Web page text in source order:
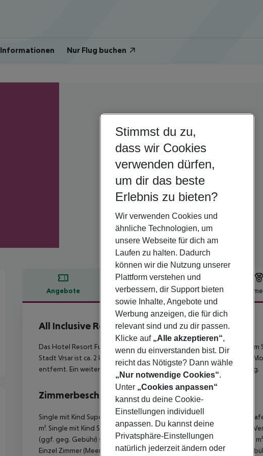
Informationen Nur Flug buchen
Angebote Hotelbeschreibung
Hotelbeschreibung
All Inclusive Resort Funtana
3
Das Hotel Resort Funtana befindet sich direkt am Kies-/Felsstrand.
Stadt Vrsar ist ca. 2 km entfernt (Porec ca. 8 km, Rovinj ca. 30 km). Für
entfernt. Ein weiterer Flughafen (RJK) liegt in etwa 130 km Entfernung.
Zimmerbeschreibung
Single mit Kind Superior Zimmer (Meerseite, Balkon): Mit Balkon und
m². Single mit Kind Superior Zimmer (Meerseite, Balkon): 2 Zimmer mit
(ggf. geg. Gebühr) sowie zentral gesteuerter Klimaanlage. Größe: 40
Einzel Zimmer (Meerseite, Balkon): Mit Balkon und Safe (ggf. geg.
Stimmst du zu,
dass wir Cookies
verwenden dürfen,
um dir das beste
Erlebnis zu bieten?
Wir verwenden Cookies und
ähnliche Technologien, um
unsere Webseite für dich am
Laufen zu halten. Dadurch
können wir die Nutzung unserer
Plattform verstehen und
verbessern, dir Support bieten
sowie Inhalte, Angebote und
Werbung anzeigen, die für dich
relevant sind und zu dir passen.
Klicke auf „Alle akzeptieren“,
wenn du einverstanden bist. Dir
reicht das Nötigste? Dann wähle
„Nur notwendige Cookies“.
Unter „Cookies anpassen“
kannst du deine Cookie-
Einstellungen individuell
anpassen. Du kannst deine
Privatsphäre-Einstellungen
natürlich jederzeit ändern oder